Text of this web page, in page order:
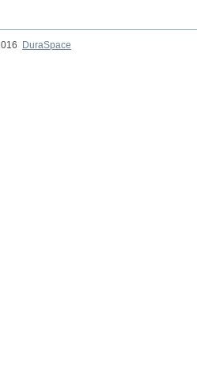
DuraSpace